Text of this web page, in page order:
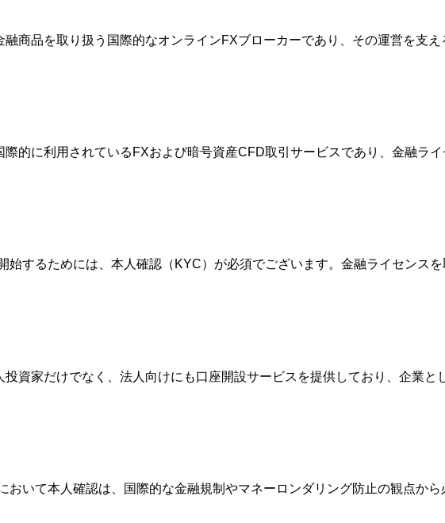
商品を取り扱う国際的なオンラインFXブローカーであり、その運営を支
的に利用されているFXおよび暗号資産CFD取引サービスであり、金融ラ
始するためには、本人確認（KYC）が必須でございます。金融ライセンス
資家だけでなく、法人向けにも口座開設サービスを提供しており、企業
おいて本人確認は、国際的な金融規制やマネーロンダリング防止の観点か